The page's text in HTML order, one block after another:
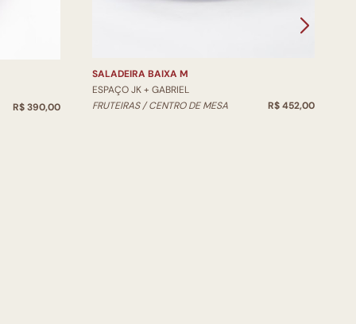
R$ 390,00
SALADEIRA BAIXA M
ESPAÇO JK + GABRIEL
FRUTEIRAS / CENTRO DE MESA
R$ 452,00